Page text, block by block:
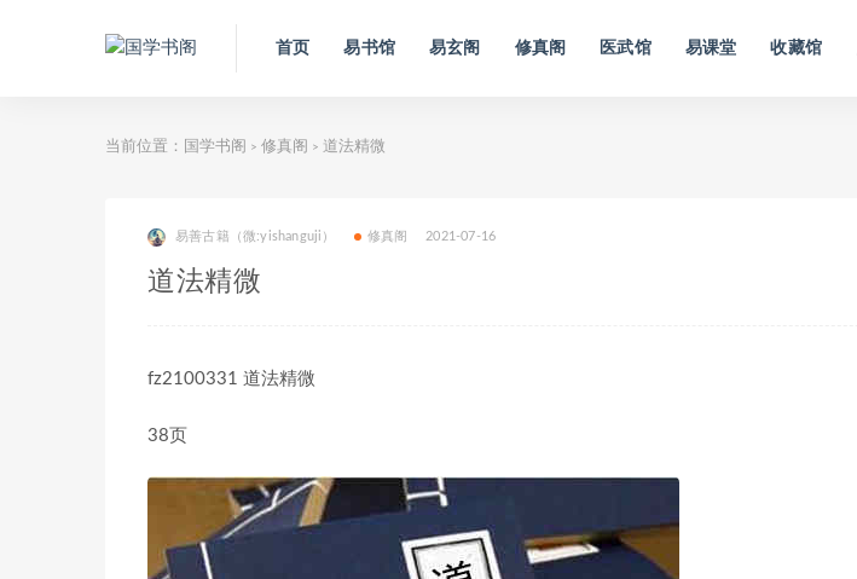
首页 易书馆 易玄阁 修真阁 医武馆 易课堂 收藏馆
当前位置： 国学书阁 > 修真阁 > 道法精微
易善古籍（微:yishanguji） 修真阁 2021-07-16
道法精微
fz2100331 道法精微
38页